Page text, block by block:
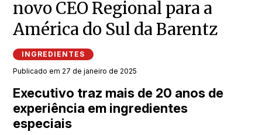
novo CEO Regional para a
América do Sul da Barentz
INGREDIENTES
Publicado em 27 de janeiro de 2025
Executivo traz mais de 20 anos de
experiência em ingredientes
especiais